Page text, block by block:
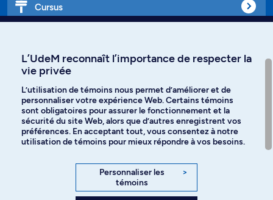
Cursus
Langues
Facebook Instagram
YouTube
L’UdeM reconnaît l’importance de respecter la
vie privée
L’utilisation de témoins nous permet d’améliorer et de
personnaliser votre expérience Web. Certains témoins
sont obligatoires pour assurer le fonctionnement et la
sécurité du site Web, alors que d’autres enregistrent vos
préférences. En acceptant tout, vous consentez à notre
utilisation de témoins pour mieux répondre à vos besoins.
Personnaliser les
témoins
>